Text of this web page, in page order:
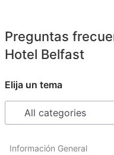
Preguntas
Hotel Belfast
Elija un tema
Información General